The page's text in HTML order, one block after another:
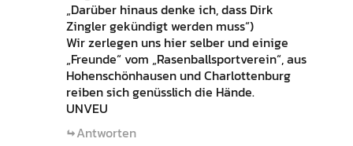
„Darüber hinaus denke ich, dass Dirk
Zingler gekündigt werden muss“)
Wir zerlegen uns hier selber und einige
„Freunde“ vom „Rasenballsportverein“, aus
Hohenschönhausen und Charlottenburg
reiben sich genüsslich die Hände.
UNVEU
Antworten